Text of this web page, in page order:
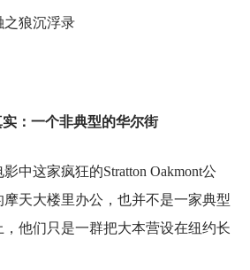
之狼沉浮录
实：一个非典型的华尔街
中这家疯狂的Stratton Oakmont公
天大楼里办公，也并不是一家典型
他们只是一群把大本营设在纽约长